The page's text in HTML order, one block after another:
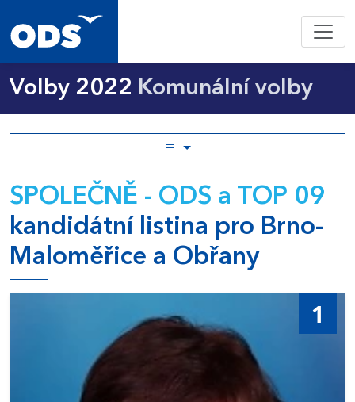
Volby 2022 Komunální volby
SPOLEČNĚ - ODS a TOP 09
kandidátní listina pro Brno-
Maloměřice a Obřany
1